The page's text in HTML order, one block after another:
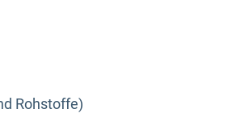
Rohstoffe)